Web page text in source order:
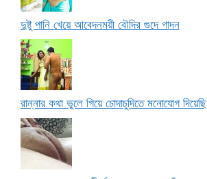
দুষ্টু পানি খেয়ে আবেদনময়ী বৌদির গুদে গাদন
রান্নার কথা ভুলে গিয়ে চোদাচুদিতে মনোযোগ দিয়েছি